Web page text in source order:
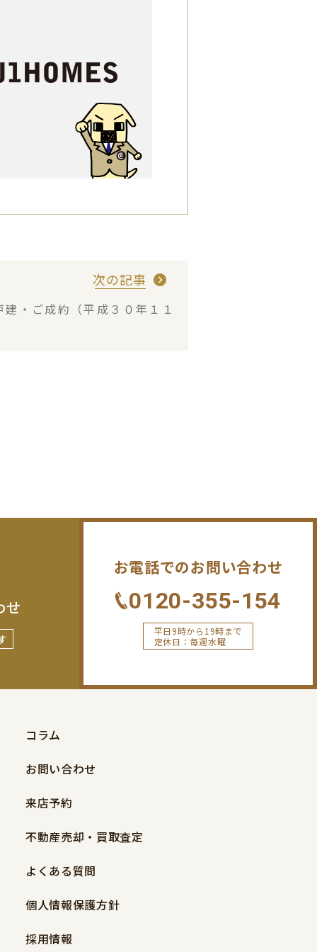
次の記事
・ご成約（平成３０年１１
せ
お電話でのお問い合わせ
0120-355-154
平日9時から19時まで
定休日：毎週水曜
コラム
お問い合わせ
来店予約
不動産売却・買取査定
よくある質問
個人情報保護方針
採用情報